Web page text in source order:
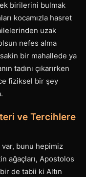
birilerini bulmak
kocamızla hasret
uzak
nefes alma
bir mahallede ya
tadını çıkarırken
fiziksel bir şey
ve Tercihlere
bunu hepimiz
ağaçları, Apostolos
de tabii ki Altın